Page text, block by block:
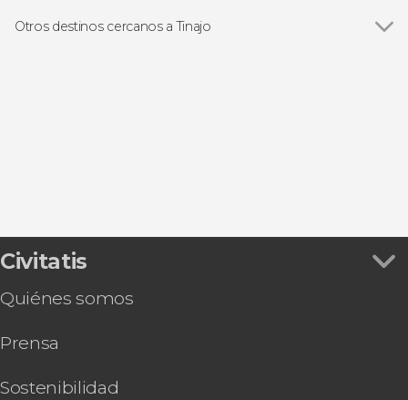
Otros destinos cercanos a Tinajo
Civitatis
Quiénes somos
Prensa
Sostenibilidad